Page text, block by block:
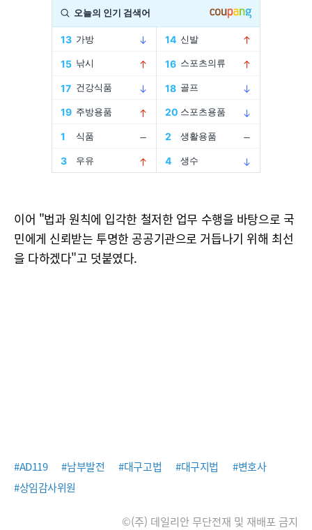
이어 "법과 원칙에 입각한 철저한 업무 수행을 바탕으로 국
민에게 신뢰받는 투명한 공공기관으로 거듭나기 위해 최선
을 다하겠다"고 덧붙였다.
#AD119 #남부발전 #대구고법 #대구지법
#변호사
#상임감사위원
©(주) 데일리안 무단전재 및 재배포 금지